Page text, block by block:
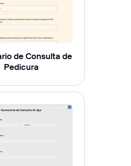
de Consulta de
Pedicura